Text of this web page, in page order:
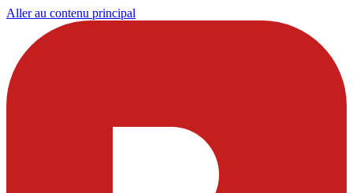
Aller au contenu principal